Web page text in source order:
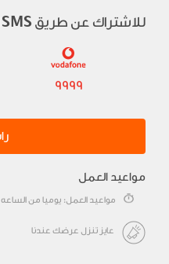
للاشتراك عن طريق SMS
9999
مواعيد العمل
مواعيد العمل: يوميا من الساعه 9 صباحا حتى الساعه 12 بعد منتصف الليل
عايز تنزل عرضك عندنا